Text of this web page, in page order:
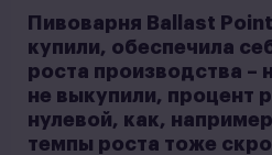
Пивоварня Ballast
купили, обеспечила
роста производства –
не выкупили, процент
нулевой, как,
темпы роста тоже